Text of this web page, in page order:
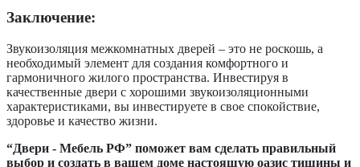
Заключение:
Звукоизоляция межкомнатных дверей – это не роскошь, а
необходимый элемент для создания комфортного и
гармоничного жилого пространства. Инвестируя в
качественные двери с хорошими звукоизоляционными
характеристиками, вы инвестируете в свое спокойствие,
здоровье и качество жизни.
“Двери - Мебель РФ” поможет вам сделать правильный
выбор и создать в вашем доме настоящую оазис тишины и